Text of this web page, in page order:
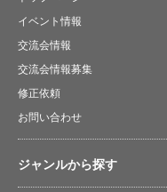
イベント情報
交流会情報
交流会情報募集
修正依頼
お問い合わせ
ジャンルから探す